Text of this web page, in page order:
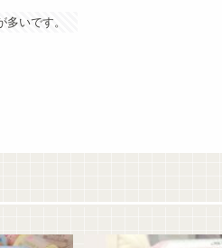
いです。